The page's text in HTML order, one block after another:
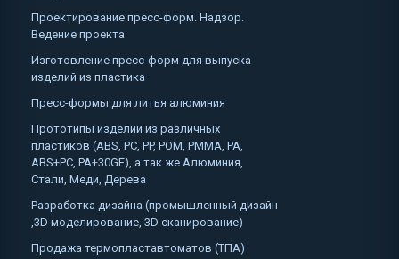
Проектирование пресс-форм. Надзор.
Ведение проекта
Изготовление пресс-форм для выпуска
изделий из пластика
Пресс-формы для литья алюминия
Прототипы изделий из различных
пластиков (ABS, PC, PP, POM, PMMA, PA,
ABS+PC, PA+30GF), а так же Алюминия,
Стали, Меди, Дерева
Разработка дизайна (промышленный дизайн
,3D моделирование, 3D сканирование)
Продажа термопластавтоматов (ТПА)